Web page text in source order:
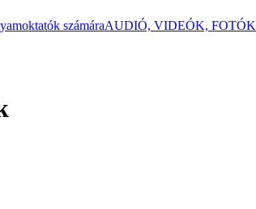
számáraAUDIÓ, VIDEÓK, FOTÓK